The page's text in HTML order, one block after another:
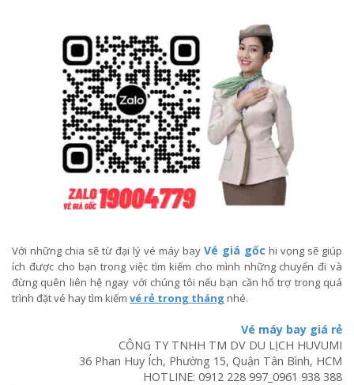
Với những chia sẽ từ đại lý vé máy bay Vé giá gốc hi vọng sẽ giúp
ích được cho bạn trong việc tìm kiếm cho mình những chuyến đi và
đừng quên liên hệ ngay với chúng tôi nếu bạn cần hổ trợ trong quá
trình đặt vé hay tìm kiếm vé rẻ trong tháng nhé.
Vé máy bay giá rẻ
CÔNG TY TNHH TM DV DU LỊCH HUVUMI
36 Phan Huy Ích, Phường 15, Quận Tân Bình, HCM
HOTLINE: 0912 228 997 0961 938 388